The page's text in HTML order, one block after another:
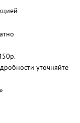
уточняйте